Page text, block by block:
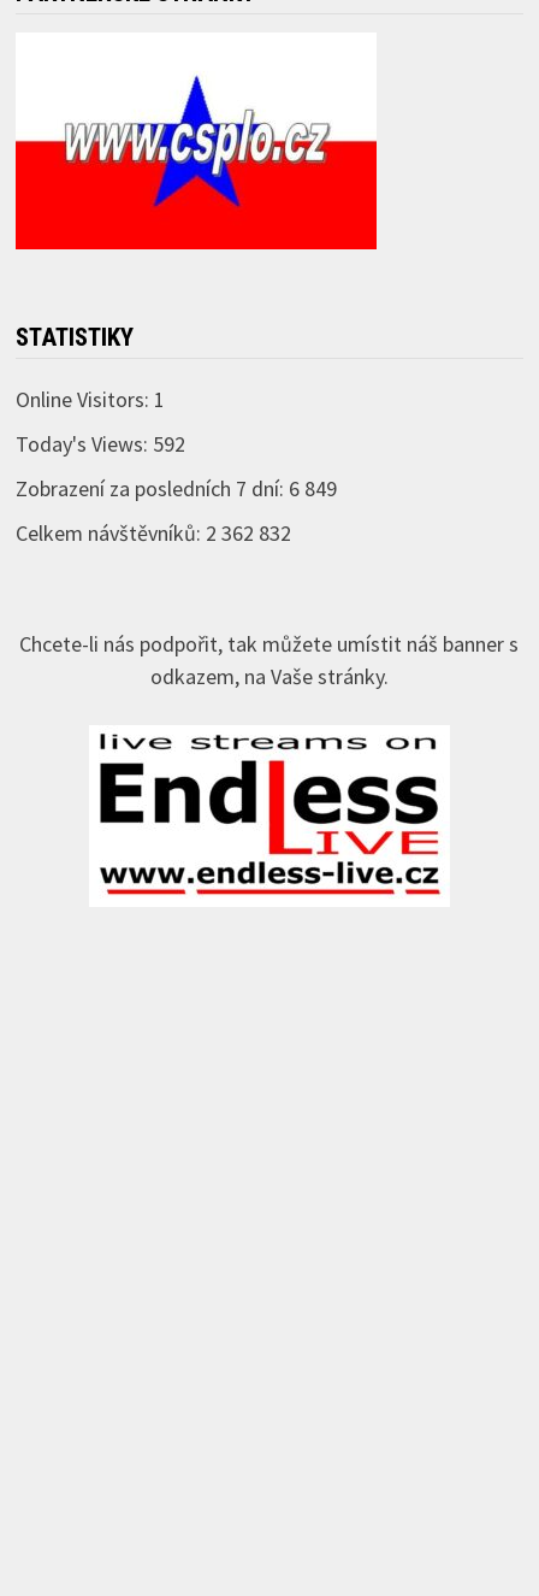
STATISTIKY
Online Visitors: 1
Today's Views: 592
Zobrazení za posledních 7 dní: 6 849
Celkem návštěvníků: 2 362 832
Chcete-li nás podpořit, tak můžete umístit náš banner s
odkazem, na Vaše stránky.